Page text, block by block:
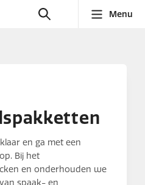
Menu
en ga met een
Bij het
en onderhouden we
spaak- en